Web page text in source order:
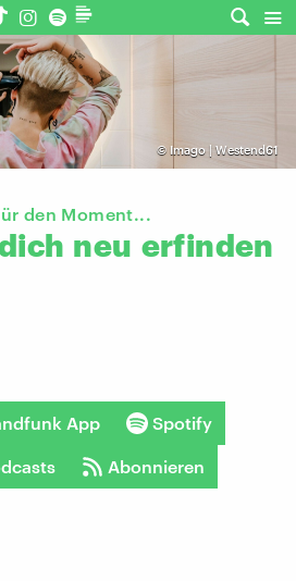
© Imago | Westend61
den Moment...
neu erfinden
App Spotify
Abonnieren